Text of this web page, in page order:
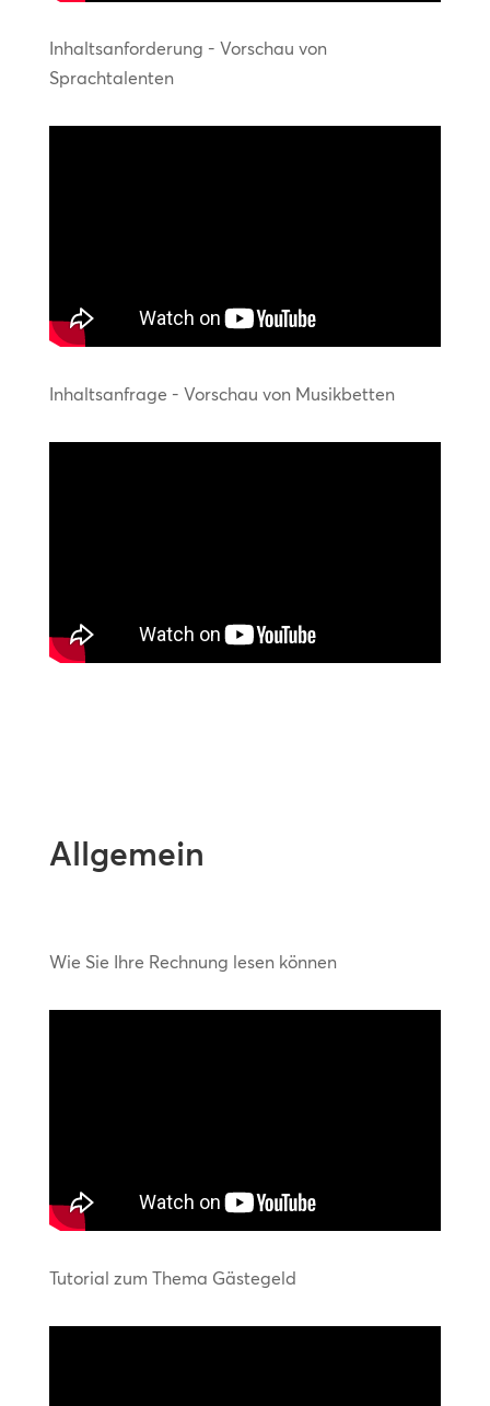
Inhaltsanforderung - Vorschau von
Sprachtalenten
Inhaltsanfrage - Vorschau von Musikbetten
Allgemein
Wie Sie Ihre Rechnung lesen können
Tutorial zum Thema Gästegeld